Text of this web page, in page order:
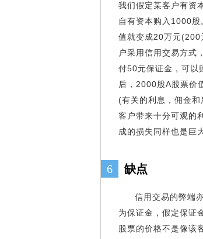
我们假定某客户有资
自有资本购入1000
值就变成20万元(200
户采用信用交易方式
付50元保证金，可以
后，2000股A股票价
(有关的利息，佣金
客户带来十分可观的
成的损失同样也是巨
6 缺点
信用交易的弊端
为保证金，假定保证
股票的价格不是像该